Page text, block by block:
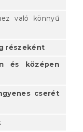
való könnyű
részeként
és középen
cserét